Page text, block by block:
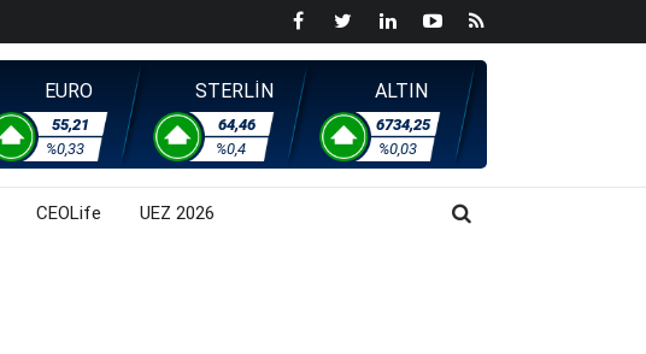
EURO
55,21
%0,33
STERLİN
64,46
%0,4
ALTIN
6734,25
%0,03
CEOLife UEZ 2026